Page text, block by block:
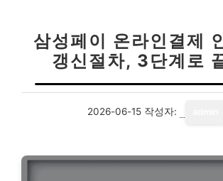
삼성페이 온라인결제
갱신절차, 3단계로
2026-06-15 작성자: